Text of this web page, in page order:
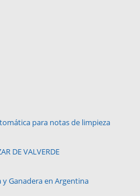
para notas de limpieza
DE VALVERDE
y Ganadera en Argentina